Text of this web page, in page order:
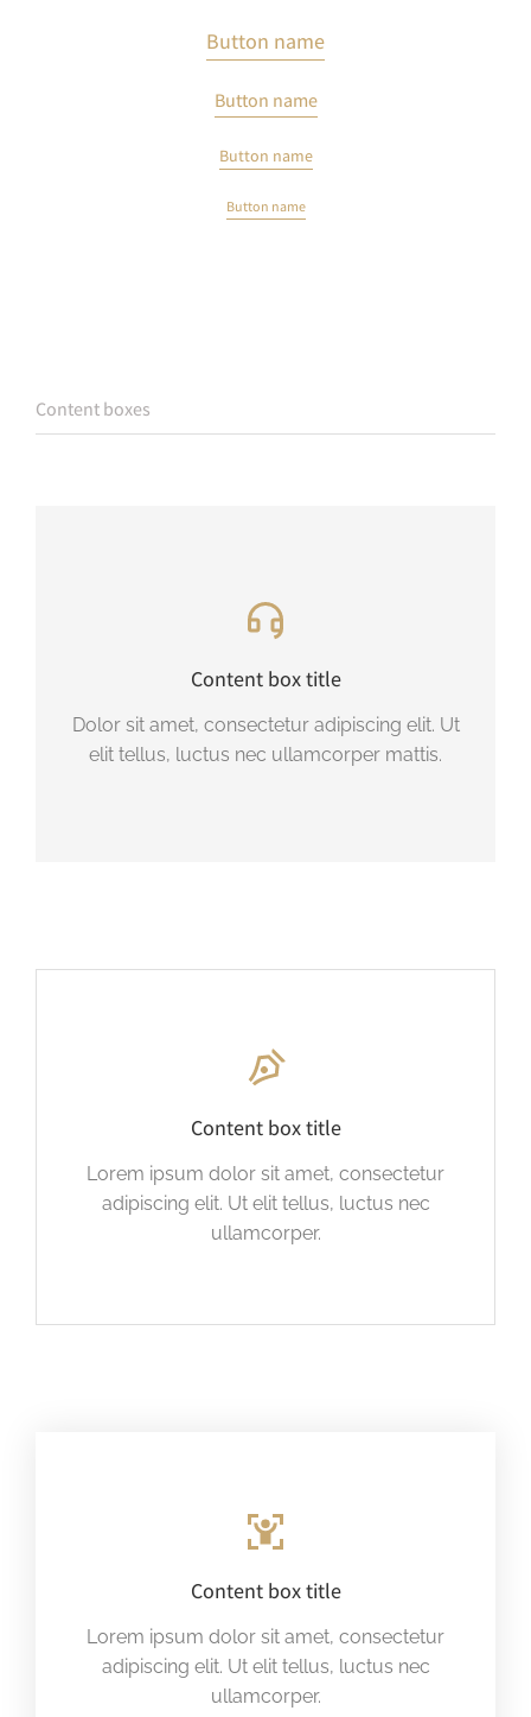
Button name
Button name
Button name
Button name
Content boxes
Content box title
Dolor sit amet, consectetur adipiscing elit. Ut
elit tellus, luctus nec ullamcorper mattis.
Content box title
Lorem ipsum dolor sit amet, consectetur
adipiscing elit. Ut elit tellus, luctus nec
ullamcorper.
Content box title
Lorem ipsum dolor sit amet, consectetur
adipiscing elit. Ut elit tellus, luctus nec
ullamcorper.